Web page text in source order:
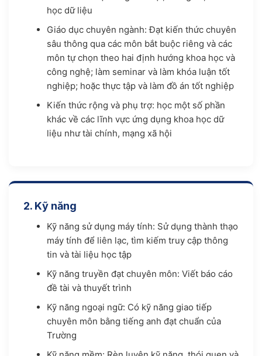
học dữ liệu
Giáo dục chuyên ngành: Đạt kiến thức chuyên
sâu thông qua các môn bắt buộc riêng và các
môn tự chọn theo hai định hướng khoa học và
công nghệ; làm seminar và làm khóa luận tốt
nghiệp; hoặc thực tập và làm đồ án tốt nghiệp
Kiến thức rộng và phụ trợ: học một số phần
khác về các lĩnh vực ứng dụng khoa học dữ
liệu như tài chính, mạng xã hội
2. Kỹ năng
Kỹ năng sử dụng máy tính: Sử dụng thành thạo
máy tính để liên lạc, tìm kiếm truy cập thông
tin và tài liệu học tập
Kỹ năng truyền đạt chuyên môn: Viết báo cáo
đề tài và thuyết trình
Kỹ năng ngoại ngữ: Có kỹ năng giao tiếp
chuyên môn bằng tiếng anh đạt chuẩn của
Trường